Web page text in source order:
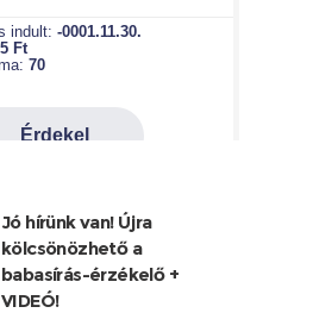
Jó hírünk van! Újra
kölcsönözhető a
babasírás-érzékelő +
VIDEÓ!